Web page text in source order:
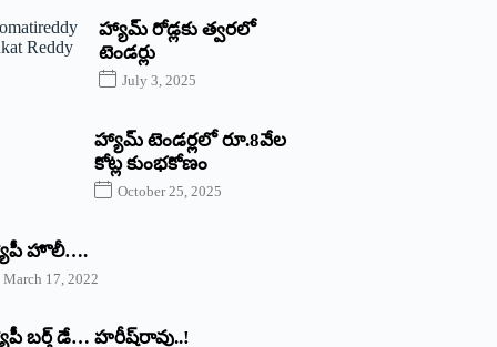
హ్యామ్‌ రోడ్లకు త్వరలో
టెండర్లు
July 3, 2025
హ్యామ్‌ ‌టెండర్లలో రూ.8వేల
కోట్ల కుంభకోణం
October 25, 2025
హొలీ….
March 17, 2022
బర్త్ ‌డే… హరీష్‌రావు..!